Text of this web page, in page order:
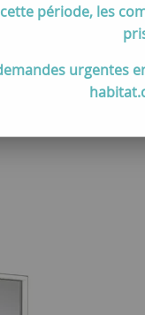
toilette >Armoire de
période, les
urgentes